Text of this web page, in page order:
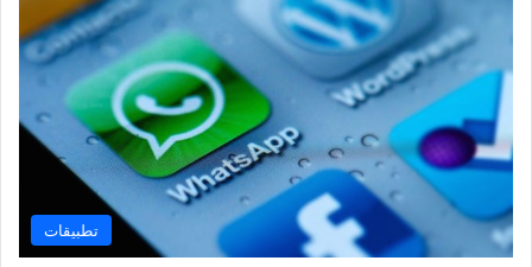
تطبيقات